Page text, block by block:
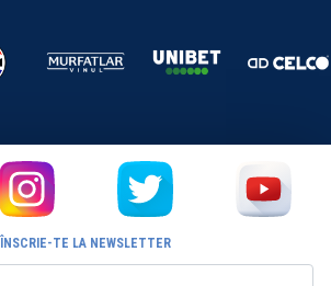
ÎNSCRIE-TE LA NEWSLETTER